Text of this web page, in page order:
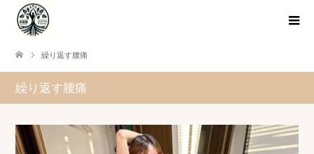
繰り返す腰痛
繰り返す腰痛